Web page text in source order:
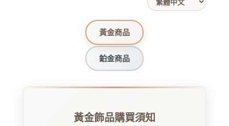
黃金商品
鉑金商品
黃金飾品購買須知